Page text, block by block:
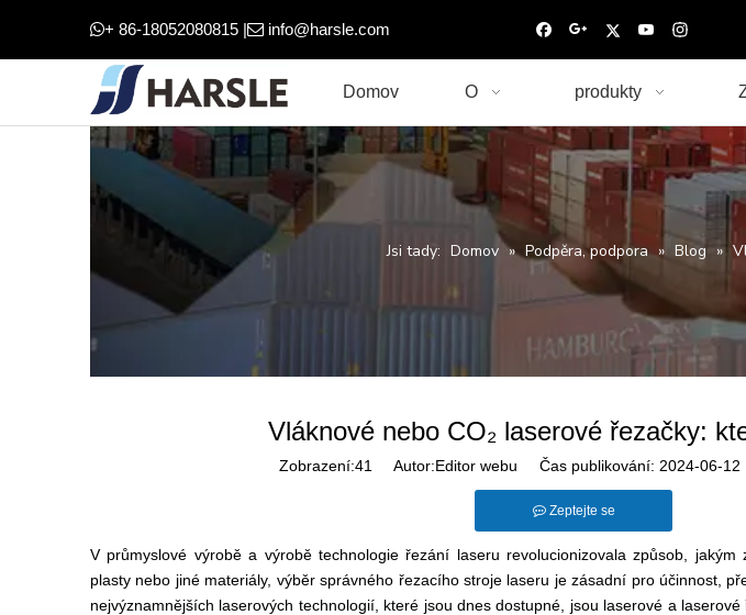
+ 86-18052080815 | info@harsle.com
Domov O produkty
Jsi tady: Domov » Podpěra, podpora » Blog »
Vláknové nebo CO₂ laserové řezačky:
Zobrazení:41 Autor:Editor webu Čas publikování: 2024-06-
Zeptejte se
V průmyslové výrobě a výrobě technologie řezání laseru revolucionizovala způsob, jakým
plasty nebo jiné materiály, výběr správného řezacího stroje laseru je zásadní pro účinnost,
nejvýznamnějších laserových technologií, které jsou dnes dostupné, jsou laserové a